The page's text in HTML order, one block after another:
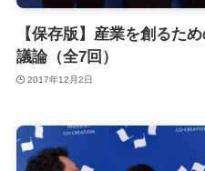
【保存版】産業を創るた
議論（全7回）
2017年12月2日